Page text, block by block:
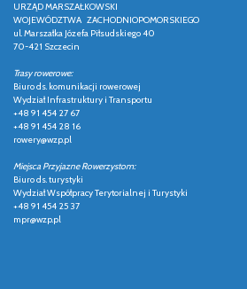
URZĄD MARSZAŁKOWSKI
WOJEWÓDZTWA ZACHODNIOPOMORSKIEGO
ul. Marszałka Józefa Piłsudskiego 40
70-421 Szczecin
Trasy rowerowe:
Biuro ds. komunikacji rowerowej
Wydział Infrastruktury i Transportu
+48 91 454 27 67
+48 91 454 28 16
rowery@wzp.pl
Miejsca Przyjazne Rowerzystom:
Biuro ds. turystyki
Wydział Współpracy Terytorialnej i Turystyki
+48 91 454 25 37
mpr@wzp.pl